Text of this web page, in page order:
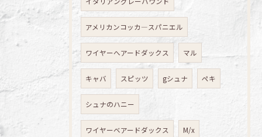
アメリカンコッカ―スパニエル
ワイヤーへアードダックス マル
キャバ スピッツ gシュナ ペキ
シュナのハニー
ワイヤーベアードダックス M/x